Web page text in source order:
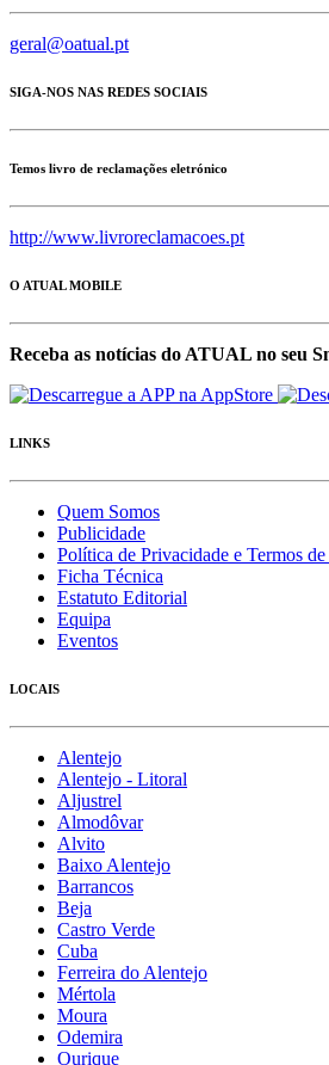
geral@oatual.pt
SIGA-NOS NAS REDES SOCIAIS
Temos livro de reclamações eletrónico
http://www.livroreclamacoes.pt
O ATUAL MOBILE
Receba as notícias do ATUAL no seu
LINKS
Quem Somos
Publicidade
Política de Privacidade e Termos
Ficha Técnica
Estatuto Editorial
Equipa
Eventos
LOCAIS
Alentejo
Alentejo - Litoral
Aljustrel
Almodôvar
Alvito
Baixo Alentejo
Barrancos
Beja
Castro Verde
Cuba
Ferreira do Alentejo
Mértola
Moura
Odemira
Ourique